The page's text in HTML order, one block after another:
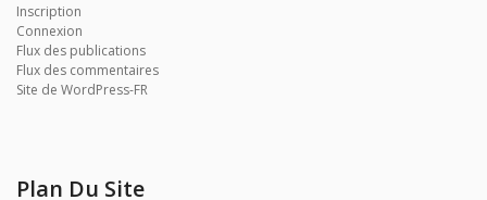
Inscription
Connexion
Flux des publications
Flux des commentaires
Site de WordPress-FR
Plan Du Site